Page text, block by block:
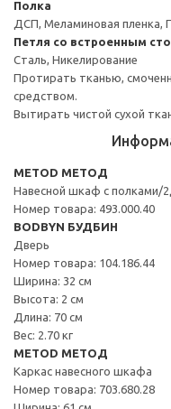
Полка
ДСП, Меламиновая пленка,
Петля со встроенным
Сталь, Никелирование
Протирать тканью,
средством.
Вытирать чистой сухой
METOD МЕТОД
Навесной шкаф с полками/
Номер товара: 493.000.40
BODBYN БУДБИН
Дверь
Номер товара: 104.186.44
Ширина: 32 см
Высота: 2 см
Длина: 70 см
Вес: 2.70 кг
METOD МЕТОД
Каркас навесного шкафа
Номер товара: 703.680.28